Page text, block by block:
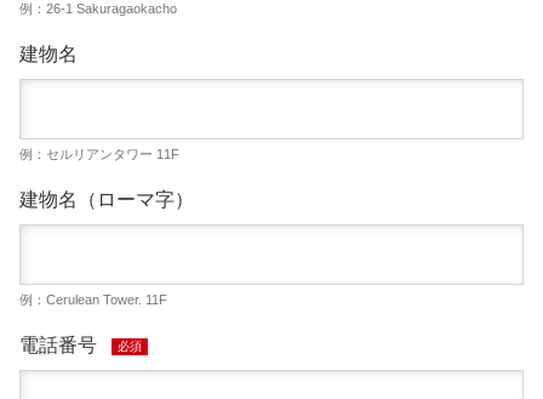
例：26-1 Sakuragaokacho
建物名
例：セルリアンタワー 11F
建物名（ローマ字）
例：Cerulean Tower. 11F
電話番号 必須